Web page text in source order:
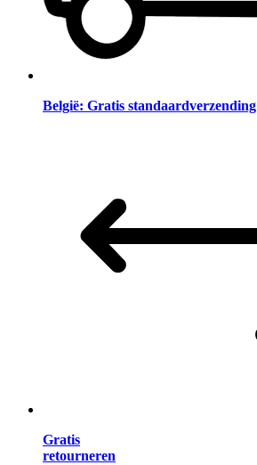
België: Gratis standaardverzending
Gratis
retourneren